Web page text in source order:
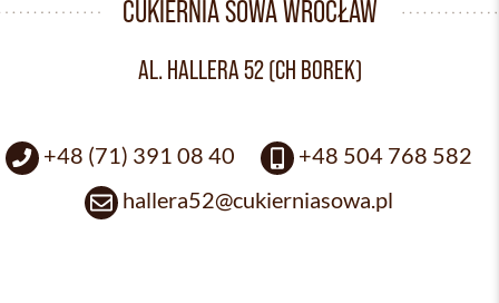
CUKIERNIA SOWA WROCŁAW
AL. HALLERA 52 (CH BOREK)
+48 (71) 391 08 40
+48 504 768 582
hallera52@cukierniasowa.pl